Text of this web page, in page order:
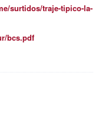
surtidos/traje-tipico-la-
bcs.pdf